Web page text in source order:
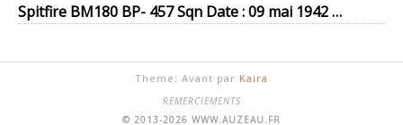
Spitfire BM180 BP- 457 Sqn Date : 09 mai 1942 …
Theme: Avant par Kaira
REMERCIEMENTS
© 2013-2026 WWW.AUZEAU.FR